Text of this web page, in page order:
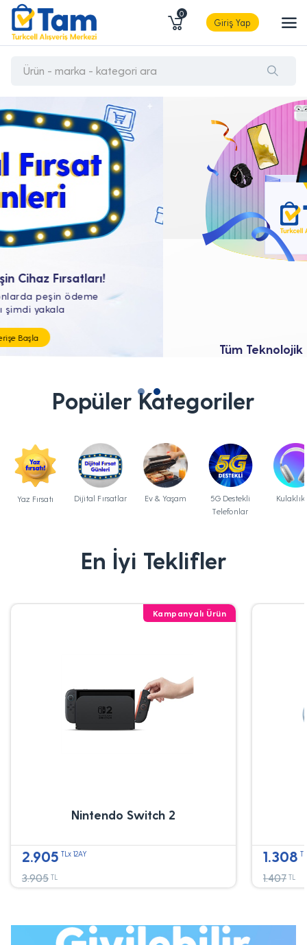
0
Giriş Yap
Tüm Teknolojik İhtiyaçların Tam'da
Popüler Kategoriler
Yaz Fırsatı Dijital Fırsatlar Ev & Yaşam
5G Destekli
Telefonlar
En İyi Teklifler
Kampanyalı Ürün
Nintendo Switch 2
2.905 TLx 12AY
3.905 TL
1.308
1.407 TL